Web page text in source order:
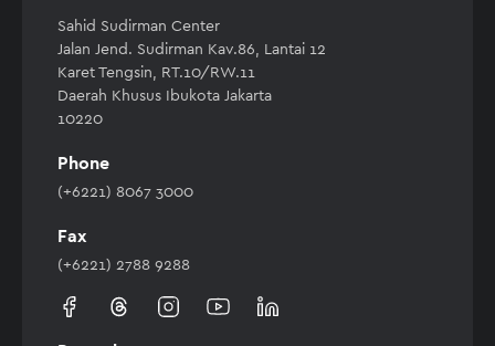
Sahid Sudirman Center
Jalan Jend. Sudirman Kav.86, Lantai 12
Karet Tengsin, RT.10/RW.11
Daerah Khusus Ibukota Jakarta
10220
Phone
(+6221) 8067 3000
Fax
(+6221) 2788 9288